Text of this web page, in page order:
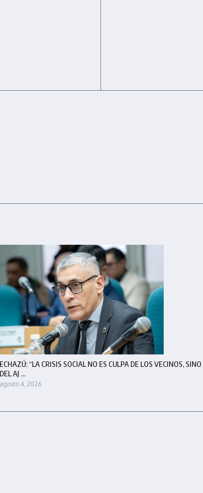
ECHAZÚ: “LA CRISIS SOCIAL NO ES CULPA DE LOS VECINOS, SINO
DEL AJ ...
agosto 4, 2026